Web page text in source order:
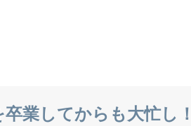
業してからも大忙し！